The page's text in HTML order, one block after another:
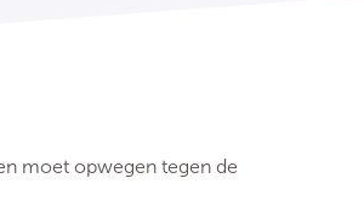
moet opwegen tegen de